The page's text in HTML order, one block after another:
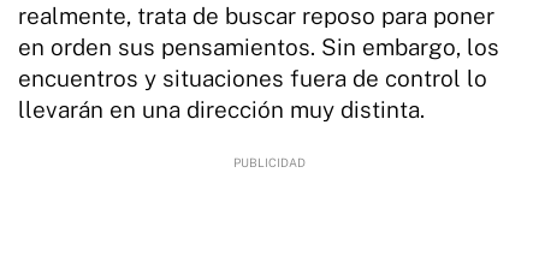
realmente, trata de buscar reposo para poner
en orden sus pensamientos. Sin embargo, los
encuentros y situaciones fuera de control lo
llevarán en una dirección muy distinta.